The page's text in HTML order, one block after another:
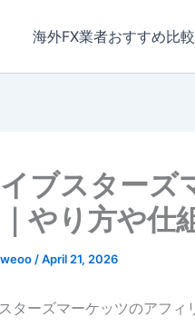
海外FX業者おすすめ比
ブスターズ
やり方や仕
/April 21, 2026
ターズマーケッツのアフ